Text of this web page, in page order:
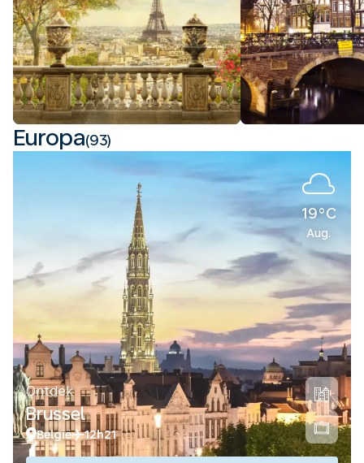
Europa(93)
19°C
Aug.
Ontdek
Brussel
België 12h21